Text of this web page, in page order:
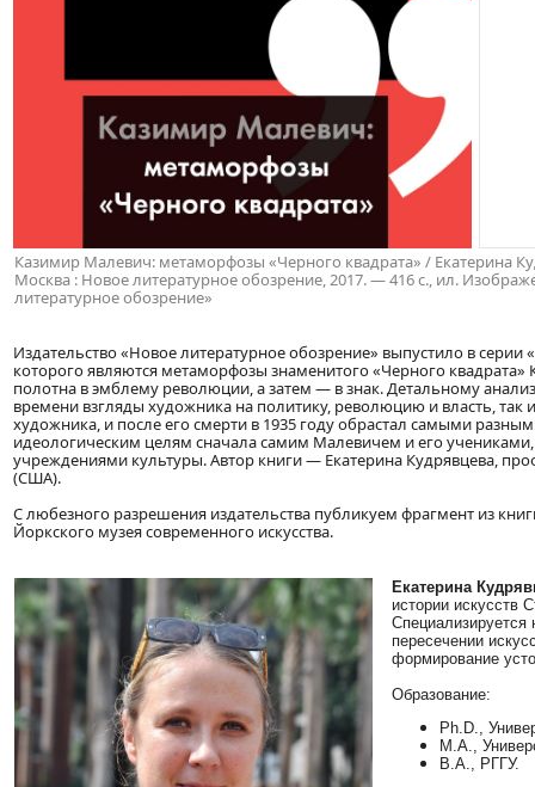
Казимир Малевич: метаморфозы «Черного квадрата» / Екатерина
Москва : Новое литературное обозрение, 2017. — 416 с., ил.
литературное обозрение»
Издательство «Новое литературное обозрение» выпустило в
которого являются метаморфозы знаменитого «Черного
полотна в эмблему революции, а затем — в знак. Детальному
времени взгляды художника на политику, революцию и власть,
художника, и после его смерти в 1935 году обрастал самыми
идеологическим целям сначала самим Малевичем и его
учреждениями культуры. Автор книги — Екатерина Кудрявцева,
(США).
С любезного разрешения издательства публикуем фрагмент из
Йоркского музея современного искусства.
Екатерина
истории искусств
Специализируется
пересечении
формирование
Образование:
Ph.D.,
M.A.,
B.A., РГГУ.